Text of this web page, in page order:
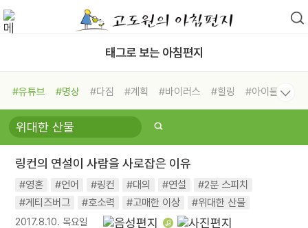
태그로 보는 아침편지
#유튜브 #명상 #다짐 #계획 #바이러스 #힐링
#아이들
#비전캠프
#독서캠프 #삶
#희망
#나눔 #친구 #링컨학교
#독서
#건강 #면역력
링컨의 연설이 사람을 사로잡은 이유
#영혼 #언어 #링컨 #대의 #연설
#2분 스피치
#게티즈버그
#호소력 #고매한 이상 #위대한 산물
2017.8.10. 목요일